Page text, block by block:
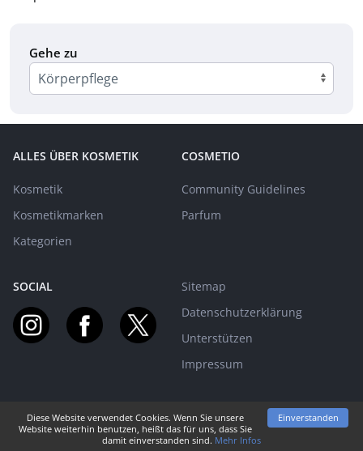
Gehe zu
ALLES ÜBER KOSMETIK
Kosmetik
Kosmetikmarken
Kategorien
COSMETIO
Community Guidelines
Parfum
SOCIAL
Sitemap
Datenschutzerklärung
Unterstützen
Impressum
MIT EUCH AUF BEAUTY-REISE SEIT 2015! | © PARFUMOEinverstanden
Diese Website verwendet Cookies. Wenn Sie unsere
Website weiterhin benutzen, heißt das für uns, dass Sie
damit einverstanden sind. Mehr Infos